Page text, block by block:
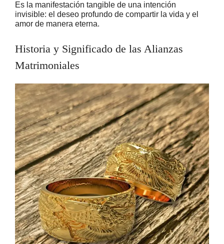
Es la manifestación tangible de una intención
invisible: el deseo profundo de compartir la vida y el
amor de manera eterna.
Historia y Significado de las Alianzas
Matrimoniales